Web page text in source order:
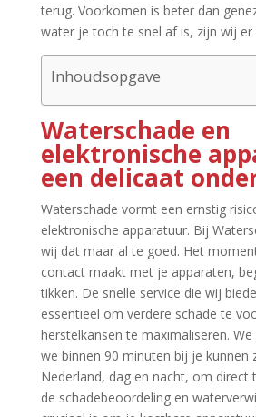
terug.​ Voorkomen is beter dan
water je toch te snel af is, zijn wij
Inhoudsopgave
Waterschade en
elektronische
een delicaat
Waterschade vormt een ernstig
elektronische apparatuur.​ Bij
wij dat maar al te goed.​ Het
contact maakt met je apparaten,
tikken.​ De snelle service die wij
essentieel om verdere schade te
herstelkansen te maximaliseren.​
we binnen 90 minuten bij je kunnen
Nederland, dag en nacht, om direct
de schadebeoordeling en